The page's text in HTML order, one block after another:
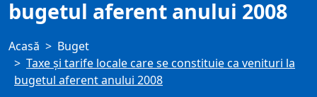
bugetul aferent anului 2008
Acasă
Buget
Taxe şi tarife locale care se constituie ca venituri la
bugetul aferent anului 2008